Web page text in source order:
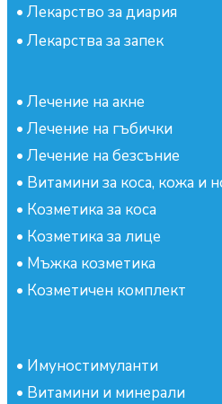
• Лекарство за диария
• Лекарства за запек
• Лечение на акне
• Лечение на гъбички
• Лечение на безсъние
• Витамини за коса, кожа и
• Козметика за коса
• Козметика за лице
• Мъжка козметика
• Козметичен комплект
• Имуностимуланти
• Витамини и минерали